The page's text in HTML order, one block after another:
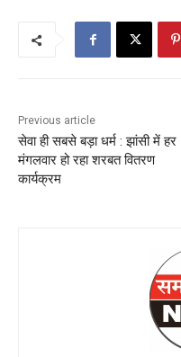
Previous article
सेवा ही सबसे बड़ा धर्म : झांसी में हर
मंगलवार हो रहा शरबत वितरण
कार्यक्रम